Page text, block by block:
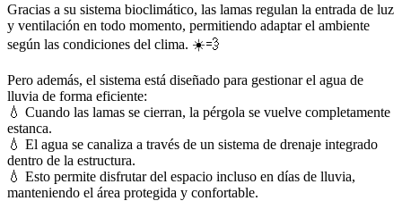
Gracias a su sistema bioclimático, las lamas regulan la entrada de luz
y ventilación en todo momento, permitiendo adaptar el ambiente
según las condiciones del clima. ☀️💨
Pero además, el sistema está diseñado para gestionar el agua de
lluvia de forma eficiente:
💧 Cuando las lamas se cierran, la pérgola se vuelve completamente
estanca.
💧 El agua se canaliza a través de un sistema de drenaje integrado
dentro de la estructura.
💧 Esto permite disfrutar del espacio incluso en días de lluvia,
manteniendo el área protegida y confortable.